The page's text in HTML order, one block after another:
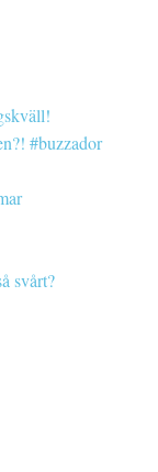
#buzzador
svårt?